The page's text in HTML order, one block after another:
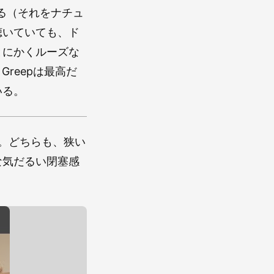
それをナチュ
ていても、ド
かくルーズな
は最高だ
。
どちらも、狭い
だるい閉塞感